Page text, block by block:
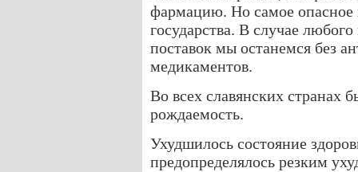
фармацию. Но самое опасное
государства. В случае
поставок мы останемся без
медикаментов.
Во всех славянских странах
рождаемость.
Ухудшилось состояние
предопределялось резким